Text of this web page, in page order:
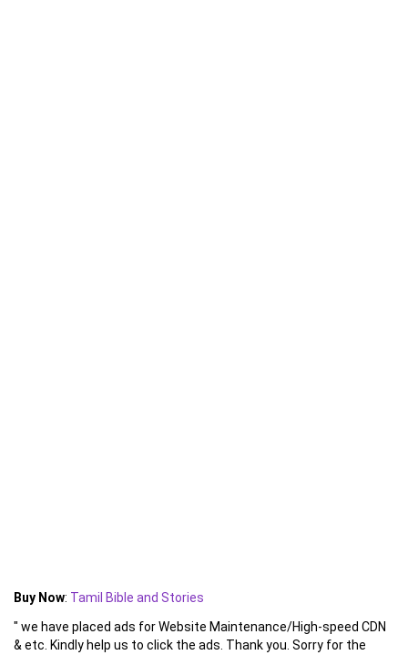
Buy Now: Tamil Bible and Stories
" we have placed ads for Website Maintenance/High-speed CDN
& etc. Kindly help us to click the ads. Thank you. Sorry for the